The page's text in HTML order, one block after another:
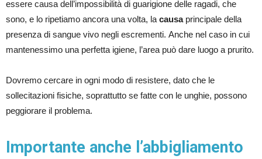
essere causa dell’impossibilità di guarigione delle ragadi, che
sono, e lo ripetiamo ancora una volta, la causaprincipale della
presenza di sangue vivo negli escrementi. Anche nel caso in cui
mantenessimo una perfetta igiene, l’area può dare luogo a prurito.
Dovremo cercare in ogni modo di resistere, dato che le
sollecitazioni fisiche, soprattutto se fatte con le unghie, possono
peggiorare il problema.
Importante anche l’abbigliamento